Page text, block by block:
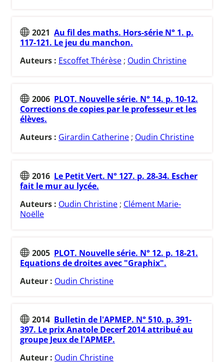
2021 Au fil des maths. Hors-série N° 1. p.
117-121. Le jeu du manchon.
Auteurs : Escoffet Thérèse ; Oudin Christine
2006 PLOT. Nouvelle série. N° 14. p. 10-12.
Corrections de copies par le professeur et les
élèves.
Auteurs : Girardin Catherine; Oudin Christine
2016 Le Petit Vert. N° 127. p. 28-34. Escher
fait le mur au lycée.
Auteurs : Oudin Christine ; Clément Marie-
Noëlle
2005 PLOT. Nouvelle série. N° 12. p. 18-21.
Equations de droites avec "Graphix".
Auteur : Oudin Christine
2014 Bulletin de l'APMEP. N° 510. p. 391-
397. Le prix Anatole Decerf 2014 attribué au
groupe Jeux de l'APMEP.
Auteur : Oudin Christine